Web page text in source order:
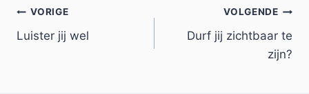
VORIGE
Luister jij wel
VOLGENDE
Durf jij zichtbaar te
zijn?